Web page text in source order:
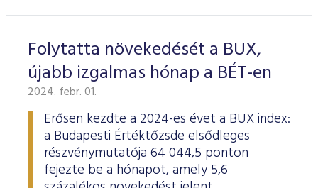
Folytatta növekedését a BUX,
újabb izgalmas hónap a BÉT-en
2024. febr. 01.
Erősen kezdte a 2024-es évet a BUX index:
a Budapesti Értéktőzsde elsődleges
részvénymutatója 64 044,5 ponton
fejezte be a hónapot, amely 5,6